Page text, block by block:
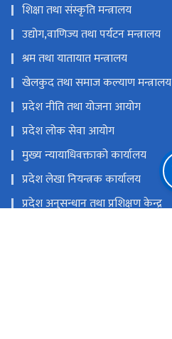
शिक्षा तथा संस्कृति मन्त्रालय
उद्योग,वाणिज्य तथा पर्यटन मन्त्रालय
श्रम तथा यातायात मन्त्रालय
खेलकुद तथा समाज कल्याण मन्त्रालय
प्रदेश नीति तथा योजना आयोग
प्रदेश लोक सेवा आयोग
मुख्य न्यायाधिवक्ताको कार्यालय
प्रदेश लेखा नियन्त्रक कार्यालय
प्रदेश अनुसन्धान तथा प्रशिक्षण केन्द्र